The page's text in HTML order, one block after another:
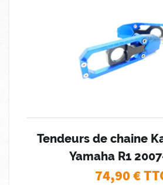
Tendeurs de chaine
Yamaha R1
74,90€